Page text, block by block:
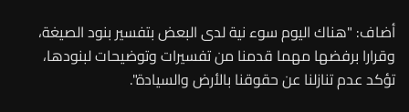
أضاف: "هناك اليوم سوء نية لدى البعض بتفسير بنود الصيغة،
وقرارا برفضها مهما قدمنا من تفسيرات وتوضيحات لبنودها،
تؤكد عدم تنازلنا عن حقوقنا بالأرض والسيادة".